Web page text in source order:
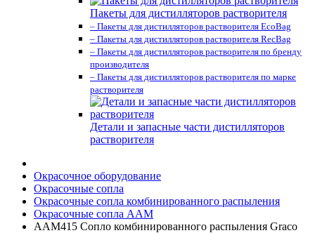
Пакеты для дистилляторов растворителя
– Пакеты для дистилляторов растворителя EcoBag
– Пакеты для дистилляторов растворителя RecBag
– Пакеты для дистилляторов растворителя по бренду
производителя
– Пакеты для дистилляторов растворителя по марке
растворителя
Детали и запасные части дистилляторов
растворителя
Окрасочное оборудование
Окрасочные сопла
Окрасочные сопла комбинированного распыления
Окрасочные сопла AAM
AAM415 Сопло комбинированного распыления Graco